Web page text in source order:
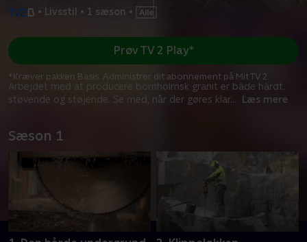
• Livsstil • 1 sæson •
Arbejdet med at producere bornholmsk granit er både hårdt,
støvende og støjende. Se med, når der gøres klar... Læs mere
Prøv TV 2 Play*
*Kræver pakken Basis. Administrer dit abonnement på Mit TV 2.
Sæson 1